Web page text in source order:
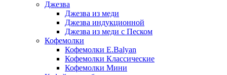
Джезва
Джезва из меди
Джезва индукционной
Джезва из меди с Песком
Кофемолки
Кофемолки E.Balyan
Кофемолки Классические
Кофемолки Мини